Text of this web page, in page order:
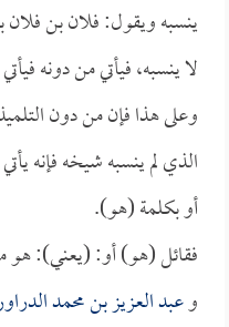
ينسبه ويقول: فلان بن فلان
لا ينسبه، فيأتي من دونه
وعلى هذا فإن من دون
الذي لم ينسبه شيخه فإنه
أو بكلمة (هو).
فقائل (هو) أو: (يعني): هو
وعبد العزيز بن محمد